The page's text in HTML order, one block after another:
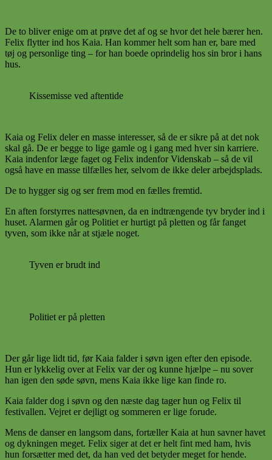
De to bliver enige om at prøve det af og se hvor det hele bærer hen.
Felix flytter ind hos Kaia. Han kommer helt som han er, bare med
tøj og personlige ting – for han boede oprindelig hos sin bror i hans
hus.
Kissemisse ved aftentide
Kaia og Felix deler en masse interesser, så de er sikre på at det nok
skal gå. De er begge to lige gamle og i gang med hver sin karriere.
Kaia indenfor læge faget og Felix indenfor Videnskab – så de vil
også have en masse tilfælles her, selvom de ikke deler arbejdsplads.
De to hygger sig og ser frem mod en fælles fremtid.
En aften forstyrres nattesøvnen, da en indtrængende tyv bryder ind i
huset. Alarmen går og Politiet er hurtigt på pletten og får fanget
tyven, som ikke når at stjæle noget.
Tyven er brudt ind
Politiet er på pletten
Der går lige lidt tid, før Kaia falder i søvn igen efter den episode.
Hun er lykkelig over at Felix var der og kunne hjælpe – nu sover
han igen den søde søvn, mens Kaia ikke lige kan finde ro.
Kaia falder dog i søvn og den næste dag tager hun og Felix til
festivallen. Vejret er dejligt og sommeren er lige forude.
Mens de danser en langsom dans, fortæller Kaia at hun savner havet
og dykningen meget. Felix siger at det er helt fint med ham, hvis
hun forsætter med det, da han ved det betyder meget for hende.